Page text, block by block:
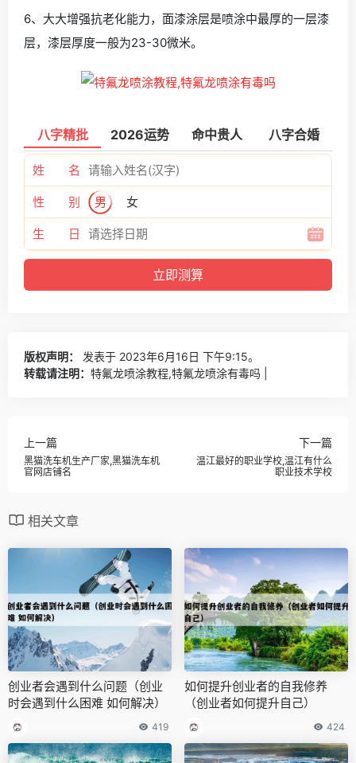
6、大大增强抗老化能力，面漆涂层是喷涂中最厚的一层漆
层，漆层厚度一般为23-30微米。
八字精批 2026运势 命中贵人 八字合婚
姓 名
性 别 男 女
生 日
版权声明：
发表于 2023年6月16日 下午9:15。
转载请注明： 特氟龙喷涂教程,特氟龙喷涂有毒吗 |
上一篇
黑猫洗车机生产厂家,黑猫洗车机
官网店铺名
下一篇
温江最好的职业学校,温江有什么
职业技术学校
相关文章
创业者会遇到什么问题（创业
时会遇到什么困难 如何解决）
419
如何提升创业者的自我修养
（创业者如何提升自己）
424